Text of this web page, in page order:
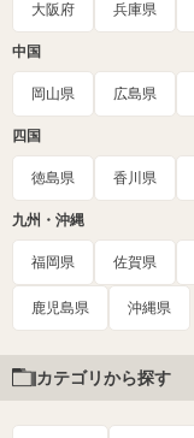
大阪府 兵庫県
中国
岡山県 広島県
四国
徳島県 香川県
九州・沖縄
福岡県 佐賀県
鹿児島県 沖縄県
カテゴリから探す